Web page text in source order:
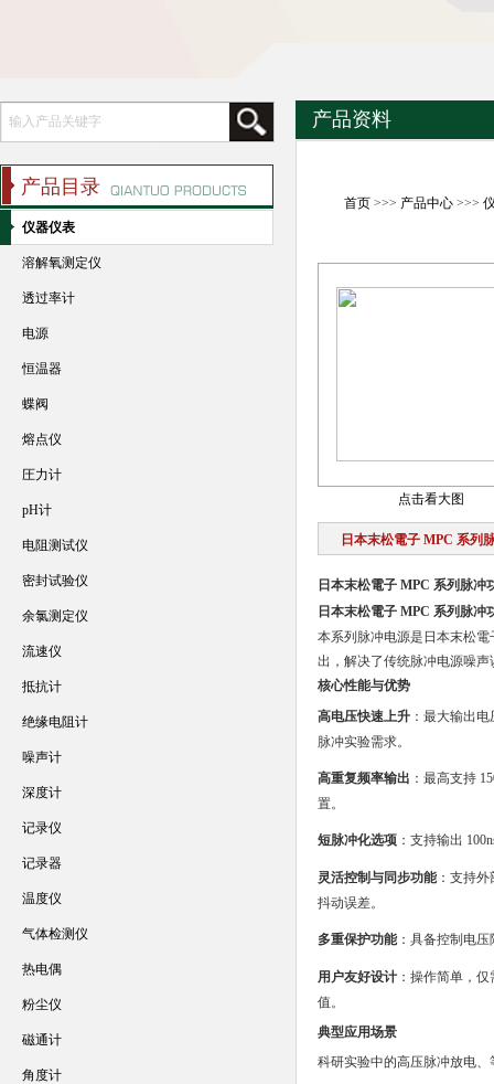
产品资料
首页>>> 产品中心>>>
点击看大图
日本末松電子 MPC 系列
日本末松電子 MPC 系列脉冲
日本末松電子 MPC 系列脉冲
本系列脉冲电源是日本末松
出，解决了传统脉冲电源噪
核心性能与优势
高电压快速上升：最大输出电
脉冲实验需求。
高重复频率输出 ：最高支持
置。
短脉冲化选项：支持输出
灵活控制与同步功能：支持外
抖动误差。
多重保护功能：具备控制电压
用户友好设计：操作简单，仅
值。
典型应用场景
科研实验中的高压脉冲放电
产品目录
仪器仪表
溶解氧测定仪
透过率计
电源
恒温器
蝶阀
熔点仪
圧力计
pH计
电阻测试仪
密封试验仪
余氯测定仪
流速仪
抵抗计
绝缘电阻计
噪声计
深度计
记录仪
记录器
温度仪
气体检测仪
热电偶
粉尘仪
磁通计
角度计